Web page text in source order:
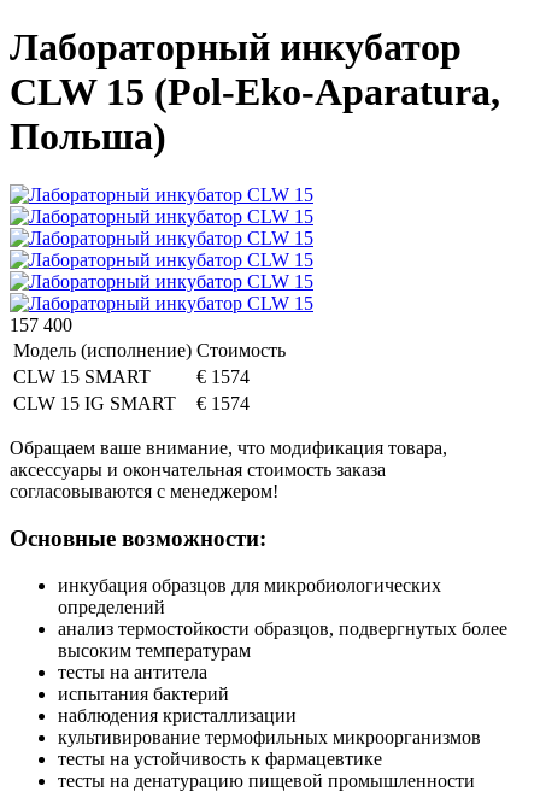
Лабораторный инкубатор
CLW 15 (Pol-Eko-Aparatura,
Польша)
157 400
Модель (исполнение) Стоимость
CLW 15 SMART
€ 1574
CLW 15 IG SMART
€ 1574
Обращаем ваше внимание, что модификация товара,
аксессуары и окончательная стоимость заказа
согласовываются с менеджером!
Основные возможности:
инкубация образцов для микробиологических
определений
анализ термостойкости образцов, подвергнутых более
высоким температурам
тесты на антитела
испытания бактерий
наблюдения кристаллизации
культивирование термофильных микроорганизмов
тесты на устойчивость к фармацевтике
тесты на денатурацию пищевой промышленности